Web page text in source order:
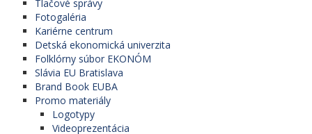
Tlačové správy
Fotogaléria
Kariérne centrum
Detská ekonomická univerzita
Folklórny súbor EKONÓM
Slávia EU Bratislava
Brand Book EUBA
Promo materiály
Logotypy
Videoprezentácia